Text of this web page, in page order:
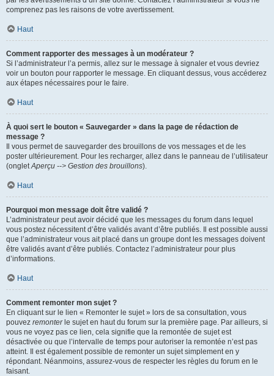
comprenez pas les raisons de votre avertissement.
Haut
Comment rapporter des messages à un modérateur ?
Si l’administrateur l’a permis, allez sur le message à signaler et vous devriez
voir un bouton pour rapporter le message. En cliquant dessus, vous accéderez
aux étapes nécessaires pour le faire.
Haut
À quoi sert le bouton « Sauvegarder » dans la page de rédaction de
message ?
Il vous permet de sauvegarder des brouillons de vos messages et de les
poster ultérieurement. Pour les recharger, allez dans le panneau de l’utilisateur
(ongletAperçu --> Gestion des brouillons).
Haut
Pourquoi mon message doit être validé ?
L’administrateur peut avoir décidé que les messages du forum dans lequel
vous postez nécessitent d’être validés avant d’être publiés. Il est possible aussi
que l’administrateur vous ait placé dans un groupe dont les messages doivent
être validés avant d’être publiés. Contactez l’administrateur pour plus
d’informations.
Haut
Comment remonter mon sujet ?
En cliquant sur le lien « Remonter le sujet » lors de sa consultation, vous
pouvez remonterle sujet en haut du forum sur la première page. Par ailleurs, si
vous ne voyez pas ce lien, cela signifie que la remontée de sujet est
désactivée ou que l’intervalle de temps pour autoriser la remontée n’est pas
atteint. Il est également possible de remonter un sujet simplement en y
répondant. Néanmoins, assurez-vous de respecter les règles du forum en le
faisant.